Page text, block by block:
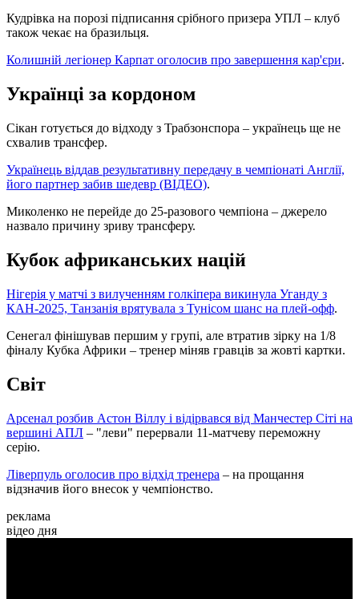
Кудрівка на порозі підписання срібного призера УПЛ – клуб
також чекає на бразильця.
Колишній легіонер Карпат оголосив про завершення кар'єри.
Українці за кордоном
Сікан готується до відходу з Трабзонспора – українець ще не
схвалив трансфер.
Українець віддав результативну передачу в чемпіонаті Англії,
його партнер забив шедевр (ВІДЕО).
Миколенко не перейде до 25-разового чемпіона – джерело
назвало причину зриву трансферу.
Кубок африканських націй
Нігерія у матчі з вилученням голкіпера викинула Уганду з
КАН-2025, Танзанія врятувала з Тунісом шанс на плей-офф.
Сенегал фінішував першим у групі, але втратив зірку на 1/8
фіналу Кубка Африки – тренер міняв гравців за жовті картки.
Світ
Арсенал розбив Астон Віллу і відірвався від Манчестер Сіті на
вершині АПЛ – "леви" перервали 11-матчеву переможну
серію.
Ліверпуль оголосив про відхід тренера – на прощання
відзначив його внесок у чемпіонство.
реклама
відео дня